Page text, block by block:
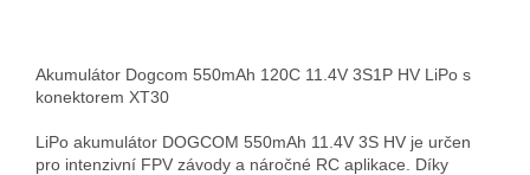
Akumulátor Dogcom 550mAh 120C 11.4V 3S1P HV LiPo s
konektorem XT30
LiPo akumulátor DOGCOM 550mAh 11.4V 3S HV je určen
pro intenzivní FPV závody a náročné RC aplikace. Díky